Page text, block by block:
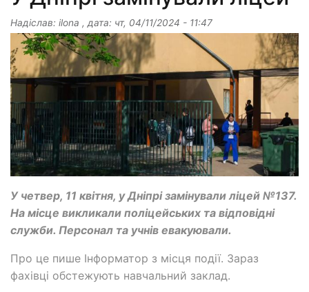
Надіслав: ilona , дата: чт, 04/11/2024 - 11:47
У четвер, 11 квітня, у Дніпрі замінували ліцей №137.
На місце викликали поліцейських та відповідні
служби. Персонал та учнів евакуювали.
Про це пише Інформатор з місця події. Зараз
фахівці обстежують навчальний заклад.